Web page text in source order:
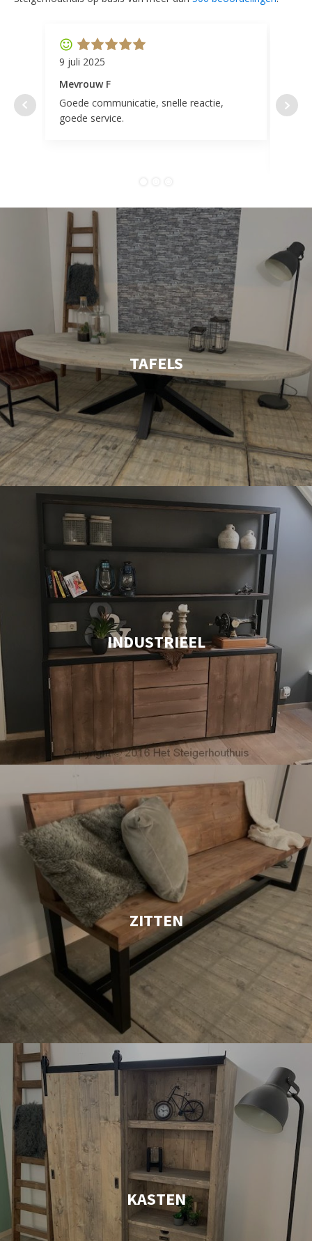
9 juli 2025
Mevrouw F
Goede communicatie, snelle reactie,
goede service.
door
TAFELS
INDUSTRIEEL
ZITTEN
KASTEN